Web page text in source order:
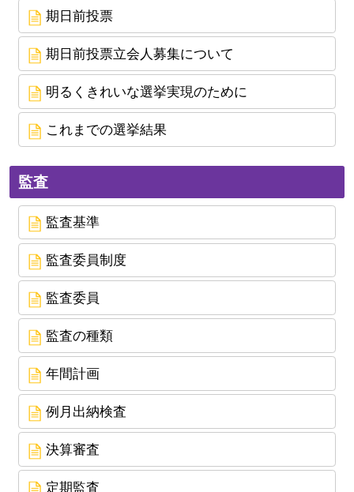
期日前投票
期日前投票立会人募集について
明るくきれいな選挙実現のために
これまでの選挙結果
監査
監査基準
監査委員制度
監査委員
監査の種類
年間計画
例月出納検査
決算審査
定期監査